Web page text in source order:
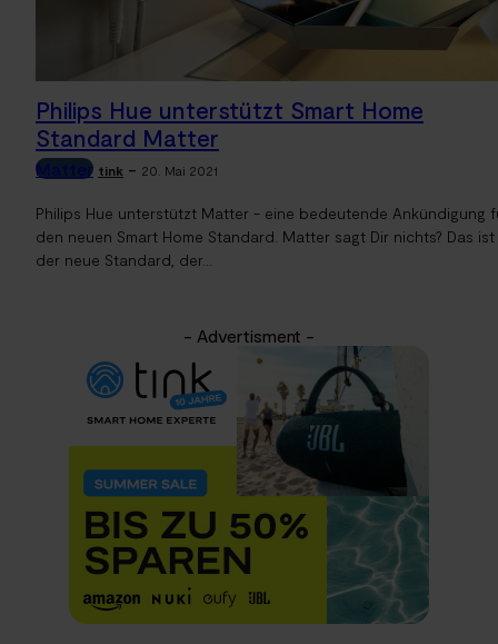
Philips Hue unterstützt Smart Home
Standard Matter
Matter tink - 20. Mai 2021
Philips Hue unterstützt Matter - eine bedeutende Ankündigung
den neuen Smart Home Standard. Matter sagt Dir nichts? Das ist
der neue Standard, der...
- Advertisment -